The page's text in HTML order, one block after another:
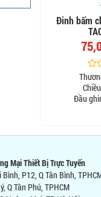
Đinh bấm
Đầu
Mại Thiết Bị Trực Tuyến
P12, Q Tân Bình,
Q Tân Phú, TPHCM